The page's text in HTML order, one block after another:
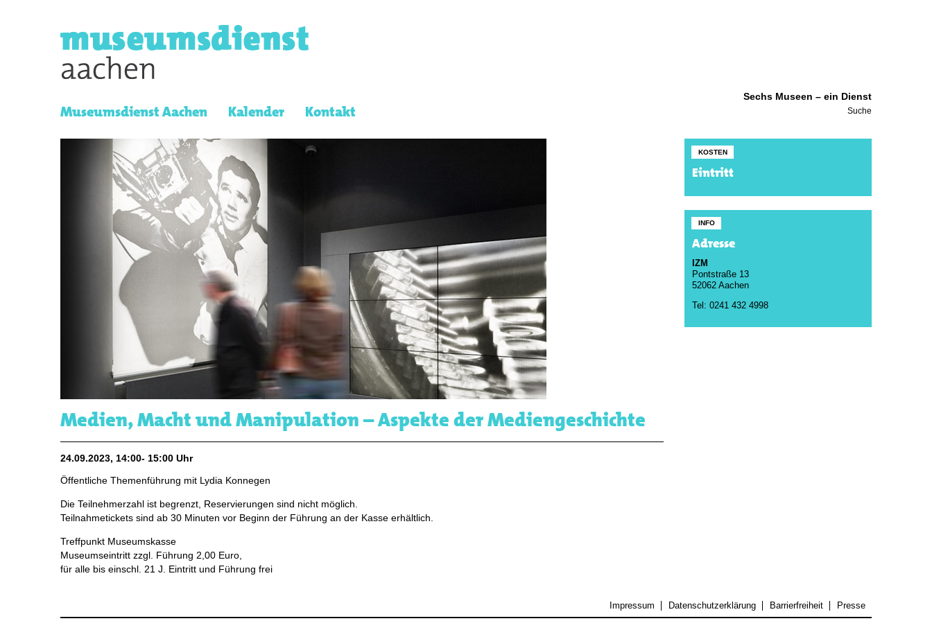
Sechs Museen – ein Dienst
Museumsdienst Aachen Kalender Kontakt Suche
Medien, Macht und Manipulation – Aspekte der Mediengeschichte
24.09.2023, 14:00- 15:00 Uhr
Öffentliche Themenführung mit Lydia Konnegen
Die Teilnehmerzahl ist begrenzt, Reservierungen sind nicht möglich.
Teilnahmetickets sind ab 30 Minuten vor Beginn der Führung an der Kasse erhältlich.
Treffpunkt Museumskasse
Museumseintritt zzgl. Führung 2,00 Euro,
für alle bis einschl. 21 J. Eintritt und Führung frei
KOSTEN
Eintritt
INFO
Adresse
IZM
Pontstraße 13
52062 Aachen
Tel: 0241 432 4998
Impressum Datenschutzerklärung Barrierfreiheit Presse